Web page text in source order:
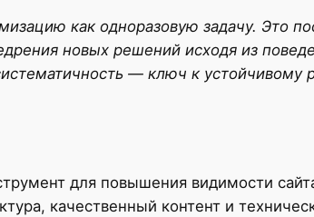
как одноразовую задачу. Это
новых решений исходя из
— ключ к устойчивому
для повышения видимости
качественный контент и